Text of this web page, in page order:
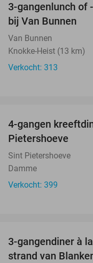
3-gangenlunch of
bij Van Bunnen
Van Bunnen
Knokke-Heist (13 km)
Verkocht: 313
4-gangen
Pietershoeve
Sint Pietershoeve
Damme
Verkocht: 399
3-gangendiner à
strand van